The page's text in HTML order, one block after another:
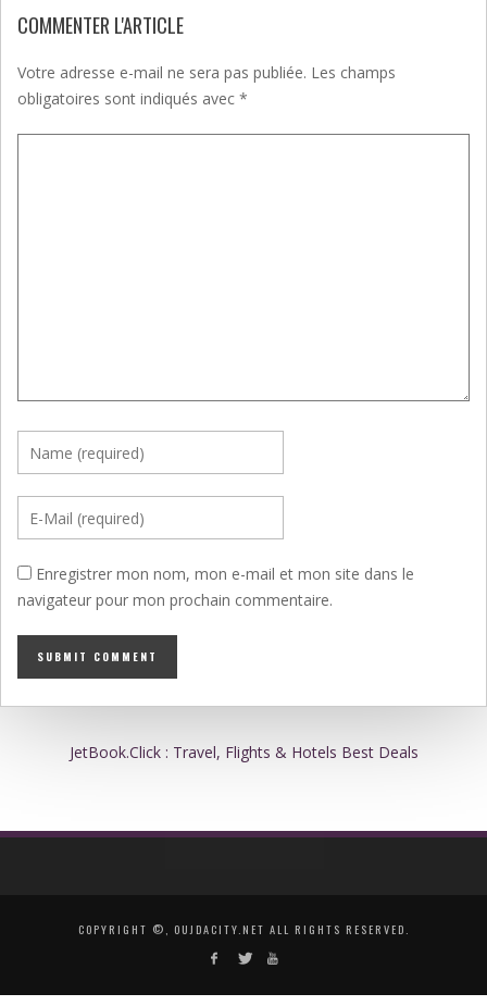
COMMENTER L'ARTICLE
Votre adresse e-mail ne sera pas publiée. Les champs
obligatoires sont indiqués avec *
Enregistrer mon nom, mon e-mail et mon site dans le
navigateur pour mon prochain commentaire.
JetBook.Click : Travel, Flights & Hotels Best Deals
COPYRIGHT ©, OUJDACITY.NET ALL RIGHTS RESERVED.